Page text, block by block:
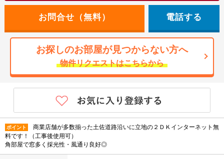
電話する
お探しのお部屋が見つからない方へ
物件リクエストはこちらから
ポイント
商業店舗が多数揃った土佐道路沿いに立地の２ＤＫインターネット無
料です！（工事後使用可）
角部屋で窓多く採光性・風通り良好◎